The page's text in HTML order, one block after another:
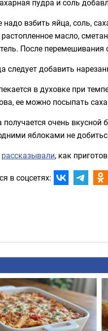
пудра и соль
надо взбить яйца, соль,
масло,
После
следует добавить
в духовке при
ее можно посыпать
очень
яблоками не
рассказывали, как
в соцсетях: